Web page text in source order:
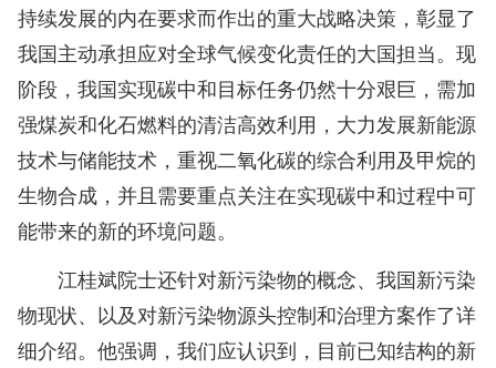
持续发展的内在要求而作出的重大战略决策，彰显了
我国主动承担应对全球气候变化责任的大国担当。现
阶段，我国实现碳中和目标任务仍然十分艰巨，需加
强煤炭和化石燃料的清洁高效利用，大力发展新能源
技术与储能技术，重视二氧化碳的综合利用及甲烷的
生物合成，并且需要重点关注在实现碳中和过程中可
能带来的新的环境问题。
江桂斌院士还针对新污染物的概念、我国新污染
物现状、以及对新污染物源头控制和治理方案作了详
细介绍。他强调，我们应认识到，目前已知结构的新